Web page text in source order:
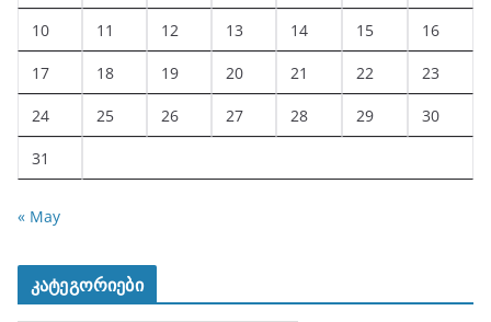
10 11 12 13 14 15 16
17 18 19 20 21 22 23
24 25 26 27 28 29 30
31
« May
კატეგორიები